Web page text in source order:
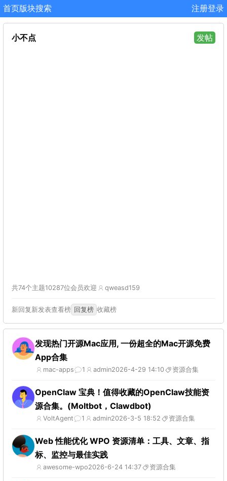
首页版块搜索 注册登录
小不点 发帖
共74个主题10287位会员欢迎 qweasd159
新回复 新发表查看榜 回复榜 收藏榜
发现热门开源Mac应用, 一份超全的Mac开源免费
App合集
mac-apps 1 admin2026-4-29 14:10 资源合集
OpenClaw 宝典！值得收藏的OpenClaw技能资
源合集。(Moltbot，Clawdbot)
VoltAgent 1 admin2026-3-5 18:52 资源合集
Web 性能优化 WPO 资源清单：工具、文章、指
标、监控与最佳实践
awesome-wpo2026-6-24 14:37 资源合集